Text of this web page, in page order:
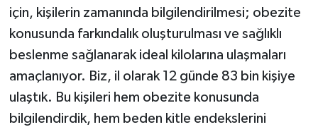
için, kişilerin zamanında bilgilendirilmesi; obezite
konusunda farkındalık oluşturulması ve sağlıklı
beslenme sağlanarak ideal kilolarına ulaşmaları
amaçlanıyor. Biz, il olarak 12 günde 83 bin kişiye
ulaştık. Bu kişileri hem obezite konusunda
bilgilendirdik, hem beden kitle endekslerini